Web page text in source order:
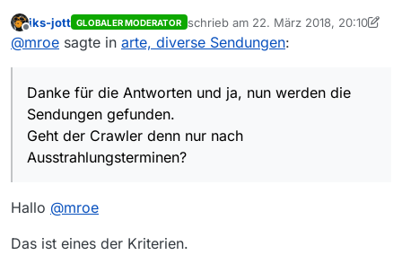
Geht der Crawler denn nur nach
Ausstrahlungsterminen? Genannte Sendungen sind seit
waren.
Es wird ja nur (falls geplant) die nächste Ausstrahlung
genannt; im Falle des ersten Beitrags ist das inzwischen
auf den 6. April aktualisiert worden.
iks-jott GLOBALER MODERATOR schrieb am 22. März 2018, 20:10
zuletzt editiert von iks-jott
@mroe sagte in arte, diverse Sendungen:
Danke für die Antworten und ja, nun werden die
Sendungen gefunden.
Geht der Crawler denn nur nach
Ausstrahlungsterminen?
Hallo @mroe
Das ist eines der Kriterien.